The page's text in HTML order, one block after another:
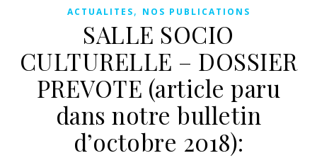
ACTUALITES, NOS PUBLICATIONS
SALLE SOCIO
CULTURELLE – DOSSIER
PREVOTE (article paru
dans notre bulletin
d’octobre 2018):